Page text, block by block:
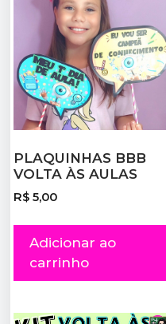
PLAQUINHAS BBB
VOLTA ÀS AULAS
R$ 5,00
Adicionar ao
carrinho